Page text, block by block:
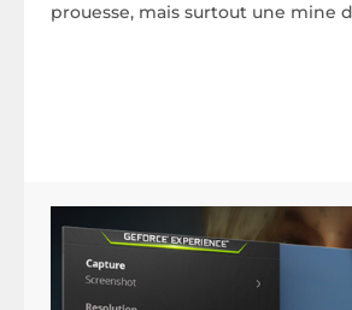
prouesse, mais surtout une mine